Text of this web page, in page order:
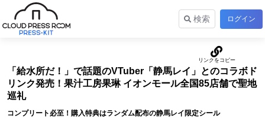
検索 ログイン
「給水所だ！」で話題のVTuber「静馬レイ」とのコラボド
リンク発売！果汁工房果琳 イオンモール全国85店舗で聖地
巡礼
コンプリート必至！購入特典はランダム配布の静馬レイ限定シール